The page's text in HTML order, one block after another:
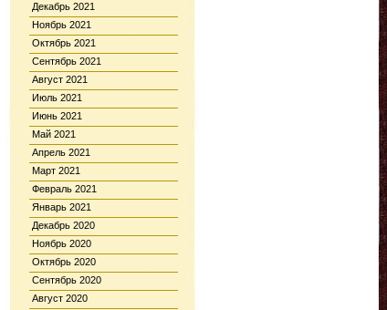
Декабрь 2021
Ноябрь 2021
Октябрь 2021
Сентябрь 2021
Август 2021
Июль 2021
Июнь 2021
Май 2021
Апрель 2021
Март 2021
Февраль 2021
Январь 2021
Декабрь 2020
Ноябрь 2020
Октябрь 2020
Сентябрь 2020
Август 2020